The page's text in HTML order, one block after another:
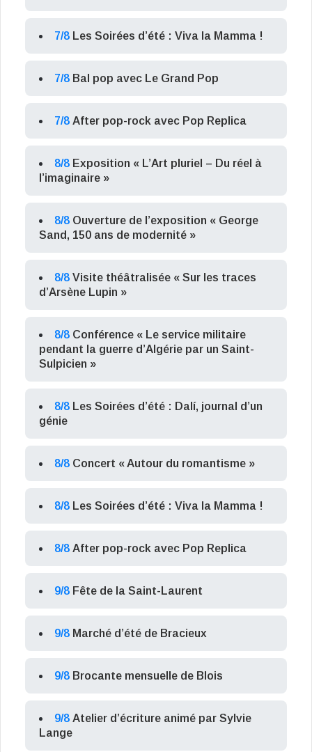
7/8 Les Soirées d’été : Viva la Mamma !
7/8 Bal pop avec Le Grand Pop
7/8 After pop-rock avec Pop Replica
8/8 Exposition « L’Art pluriel – Du réel à
l’imaginaire »
8/8 Ouverture de l’exposition « George
Sand, 150 ans de modernité »
8/8 Visite théâtralisée « Sur les traces
d’Arsène Lupin »
8/8 Conférence « Le service militaire
pendant la guerre d’Algérie par un Saint-
Sulpicien »
8/8 Les Soirées d’été : Dalí, journal d’un
génie
8/8 Concert « Autour du romantisme »
8/8 Les Soirées d’été : Viva la Mamma !
8/8 After pop-rock avec Pop Replica
9/8 Fête de la Saint-Laurent
9/8 Marché d’été de Bracieux
9/8 Brocante mensuelle de Blois
9/8 Atelier d’écriture animé par Sylvie
Lange